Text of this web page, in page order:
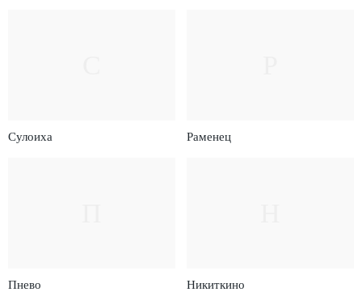
Сулоиха Раменец
Пнево Никиткино